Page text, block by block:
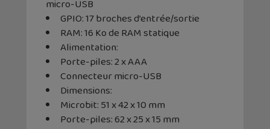
micro-USB
GPIO: 17 broches d’entrée/sortie
RAM: 16 Ko de RAM statique
Alimentation:
Porte-piles: 2 x AAA
Connecteur micro-USB
Dimensions:
Microbit: 51 x 42 x 10 mm
Porte-piles: 62 x 25 x 15 mm